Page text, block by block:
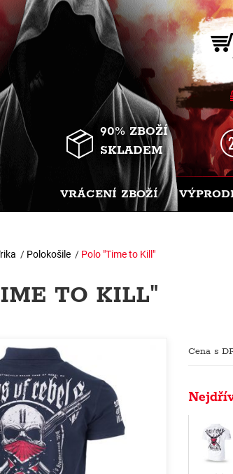
90% ZBOŽÍ
SKLADEM
VRÁCENÍ ZBOŽÍ
/ Polokošile / Polo "Time to Kill"
TO KILL"
Cena s